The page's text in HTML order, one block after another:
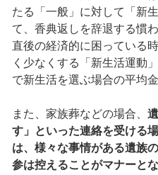
たる「一般」に対して「新
て、香典返しを辞退する慣
直後の経済的に困っている
く少なくする「新生活運動
で新生活を選ぶ場合の平均
また、家族葬などの場合、
す」といった連絡を受ける
は、様々な事情がある遺族
参は控えることがマナーとな